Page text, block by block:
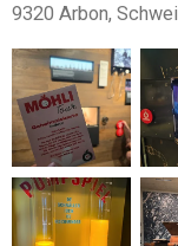
9320 Arbon,